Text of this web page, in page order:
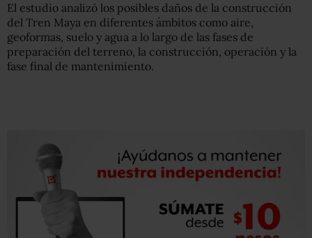
El estudio analizó los posibles daños de la construcción
del Tren Maya en diferentes ámbitos como aire,
geoformas, suelo y agua a lo largo de las fases de
preparación del terreno, la construcción, operación y la
fase final de mantenimiento.